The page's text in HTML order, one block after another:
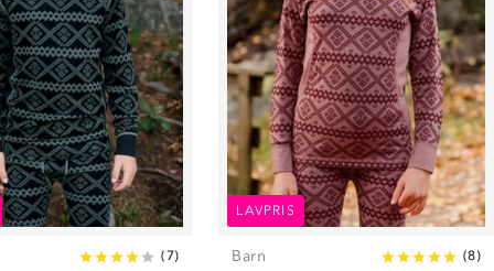
(7)
LAVPRIS
Barn (8)